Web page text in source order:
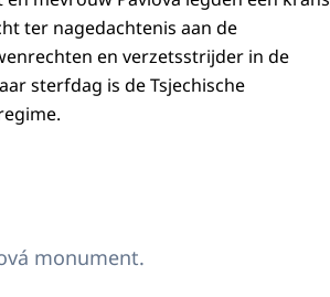
ter nagedachtenis aan de
en verzetsstrijder in de
sterfdag is de Tsjechische
monument.